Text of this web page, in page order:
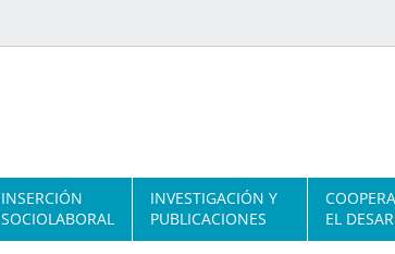
INSERCIÓN
SOCIOLABORAL
INVESTIGACIÓN Y
PUBLICACIONES
EL